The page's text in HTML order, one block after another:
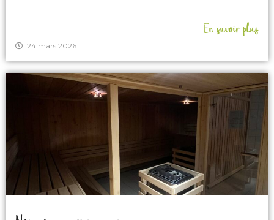
En savoir plus
24 mars 2026